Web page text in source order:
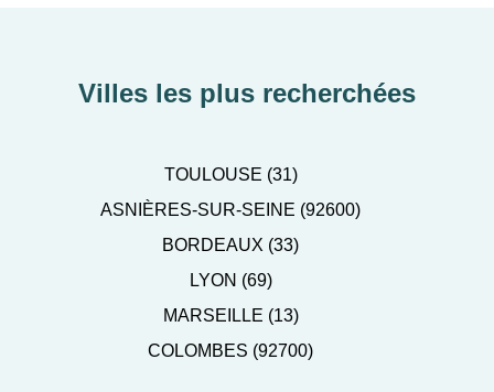
Villes les plus recherchées
TOULOUSE (31)
ASNIÈRES-SUR-SEINE (92600)
BORDEAUX (33)
LYON (69)
MARSEILLE (13)
COLOMBES (92700)